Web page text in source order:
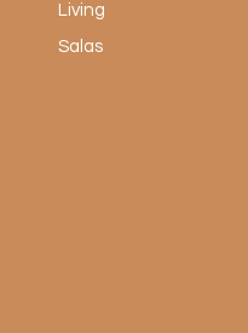
Living
Salas